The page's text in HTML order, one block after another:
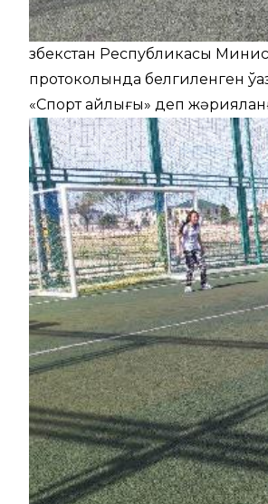
Өзбекстан Республикасы
протоколында белгиленген
«Спорт айлығы» деп